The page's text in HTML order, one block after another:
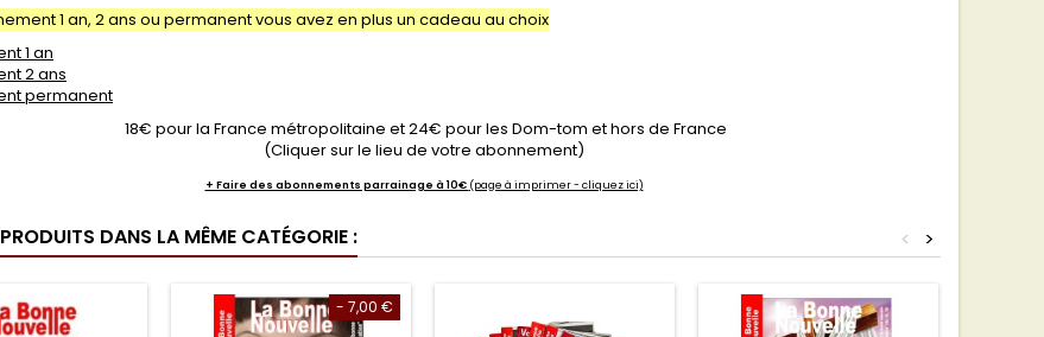
1 an, 2 ans ou permanent vous avez en plus un cadeau au choix
1 an
2 ans
permanent
18€ pour la France métropolitaine et 24€ pour les Dom-tom et hors de France
(Cliquer sur le lieu de votre abonnement)
+ Faire des abonnements parrainage à 10€ (page à imprimer - cliquez ici)
DANS LA MÊME CATÉGORIE : >
<
- 7,00 €